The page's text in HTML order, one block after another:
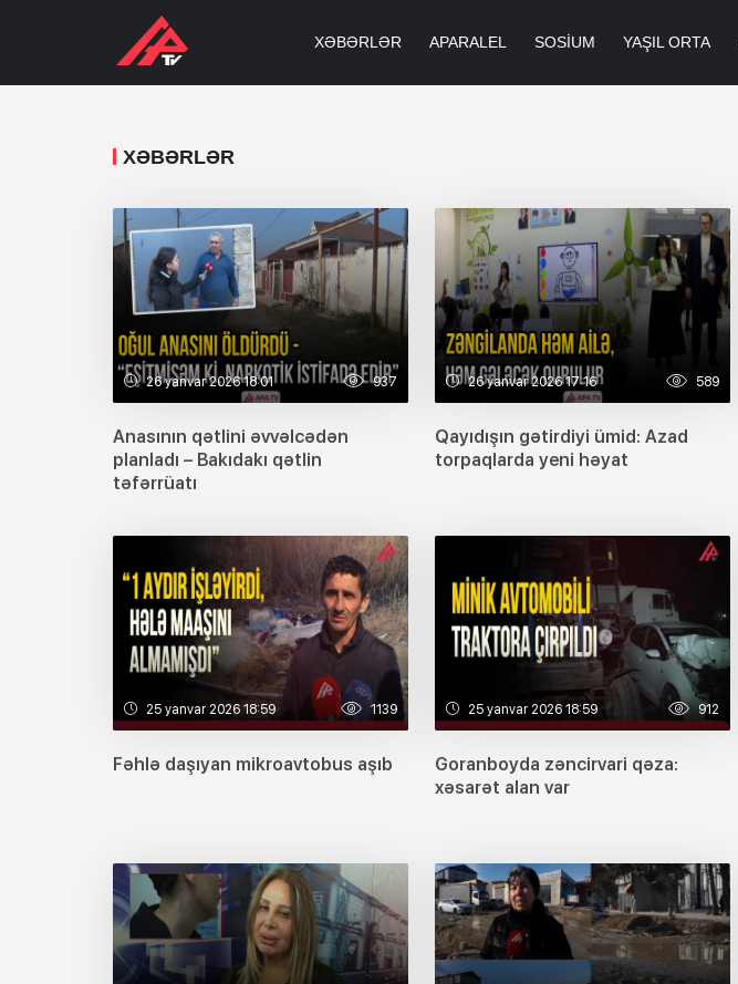
XƏBƏRLƏR APARALEL SOSIUM YAŞIL ORTA
XƏBƏRLƏR
26 yanvar 2026 18:01 937
Anasının qətlini əvvəlcədən
planladı – Bakıdakı qətlin
təfərrüatı
26 yanvar 2026 17:16 589
Qayıdışın gətirdiyi ümid: Azad
torpaqlarda yeni həyat
25 yanvar 2026 18:59 1139
Fəhlə daşıyan mikroavtobus aşıb
25 yanvar 2026 18:59 912
Goranboyda zəncirvari qəza:
xəsarət alan var